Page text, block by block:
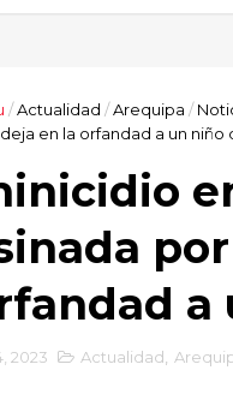
/Actualidad /Arequipa /
en la orfandad a un niño
a
2023 Actualidad